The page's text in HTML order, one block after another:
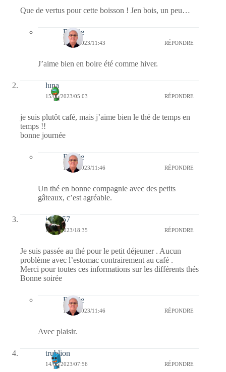
Que de vertus pour cette boisson ! Jen bois, un peu…
Bernie
15/05/2023/11:43 RÉPONDRE
J’aime bien en boire été comme hiver.
luna
15/05/2023/05:03 RÉPONDRE
je suis plutôt café, mais j’aime bien le thé de temps en
temps !!
bonne journée
Bernie
15/05/2023/11:46 RÉPONDRE
Un thé en bonne compagnie avec des petits
gâteaux, c’est agréable.
jazzy57
14/05/2023/18:35 RÉPONDRE
Je suis passée au thé pour le petit déjeuner . Aucun
problème avec l’estomac contrairement au café .
Merci pour toutes ces informations sur les différents thés
Bonne soirée
Bernie
15/05/2023/11:46 RÉPONDRE
Avec plaisir.
trublion
14/05/2023/07:56 RÉPONDRE